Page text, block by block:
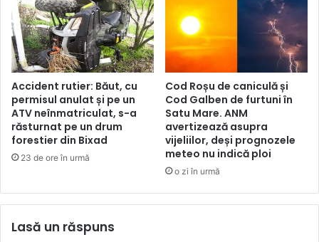
Accident rutier: Băut, cu
permisul anulat și pe un
ATV neînmatriculat, s-a
răsturnat pe un drum
forestier din Bixad
23 de ore în urmă
Cod Roșu de caniculă și
Cod Galben de furtuni în
Satu Mare. ANM
avertizează asupra
vijeliilor, deși prognozele
meteo nu indică ploi
o zi în urmă
Lasă un răspuns